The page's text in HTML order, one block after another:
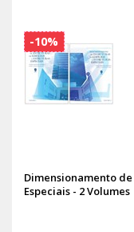
Dimensionamento
Especiais - 2 Volumes
-10%